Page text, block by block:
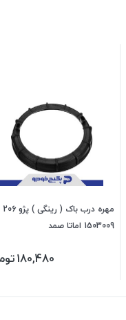
مهره درب باک ( رینگی ) پژو 206
1503009 اماتا صمد
180,480